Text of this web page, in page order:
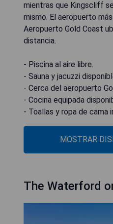
mientras que Kingscliff
mismo. El aeropuerto
Aeropuerto Gold Coast
distancia.
- Piscina al aire libre.
- Sauna y jacuzzi
- Cerca del aeropuerto
- Cocina equipada
- Toallas y ropa de cama
MOSTRAR
The Waterford